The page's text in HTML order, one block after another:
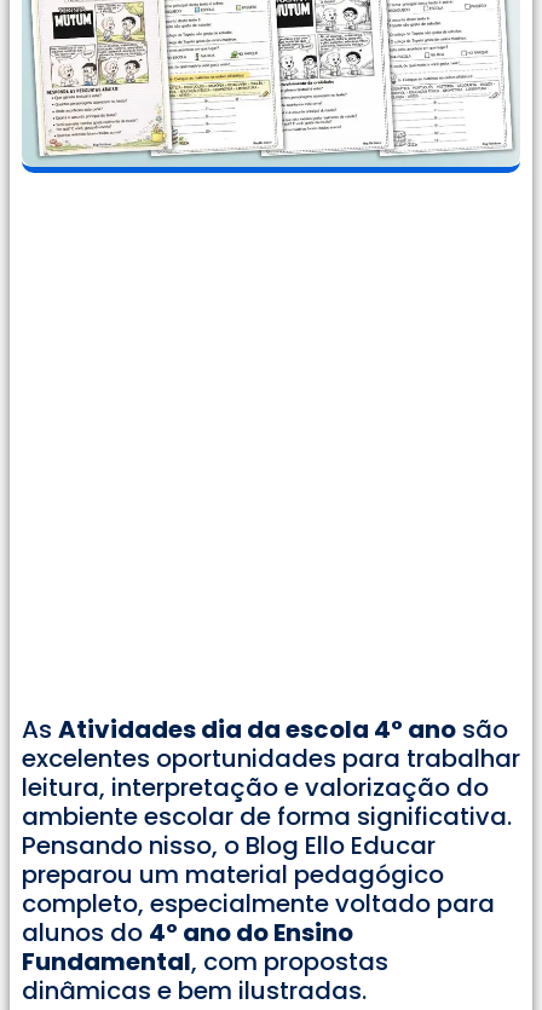
As Atividades dia da escola 4° ano são
excelentes oportunidades para trabalhar
leitura, interpretação e valorização do
ambiente escolar de forma significativa.
Pensando nisso, o Blog Ello Educar
preparou um material pedagógico
completo, especialmente voltado para
alunos do 4º ano do Ensino
Fundamental, com propostas
dinâmicas e bem ilustradas.